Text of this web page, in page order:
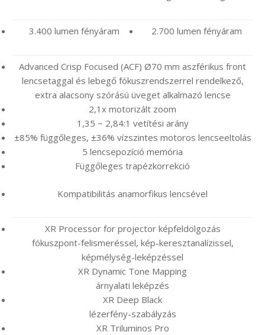
3.400 lumen fényáram 2.700 lumen fényáram
Advanced Crisp Focused (ACF) Ø70 mm aszférikus front
lencsetaggal és lebegő fókuszrendszerrel rendelkező,
extra alacsony szórású üveget alkalmazó lencse
2,1x motorizált zoom
1,35 ~ 2,84:1 vetítési arány
±85% függőleges, ±36% vízszintes motoros lencseeltolás
5 lencsepozíció memória
Függőleges trapézkorrekció
Kompatibilitás anamorfikus lencsével
XR Processor for projector képfeldolgozás
fókuszpont-felismeréssel, kép-keresztanalízissel,
képmélység-leképzéssel
XR Dynamic Tone Mapping
árnyalati leképzés
XR Deep Black
lézerfény-szabályzás
XR Triluminos Pro